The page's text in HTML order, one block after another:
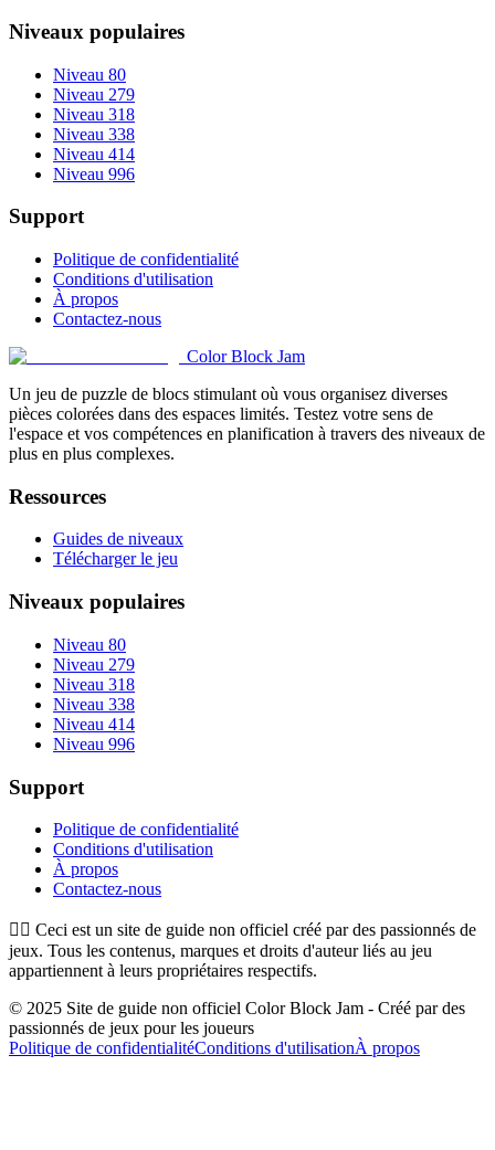
Niveaux populaires
Niveau 80
Niveau 279
Niveau 318
Niveau 338
Niveau 414
Niveau 996
Support
Politique de confidentialité
Conditions d'utilisation
À propos
Contactez-nous
Color Block Jam
Un jeu de puzzle de blocs stimulant où vous organisez diverses
pièces colorées dans des espaces limités. Testez votre sens de
l'espace et vos compétences en planification à travers des niveaux de
plus en plus complexes.
Ressources
Guides de niveaux
Télécharger le jeu
Niveaux populaires
Niveau 80
Niveau 279
Niveau 318
Niveau 338
Niveau 414
Niveau 996
Support
Politique de confidentialité
Conditions d'utilisation
À propos
Contactez-nous
👉🏻 Ceci est un site de guide non officiel créé par des passionnés de
jeux. Tous les contenus, marques et droits d'auteur liés au jeu
appartiennent à leurs propriétaires respectifs.
© 2025 Site de guide non officiel Color Block Jam - Créé par des
passionnés de jeux pour les joueurs
Politique de confidentialitéConditions d'utilisationÀ propos